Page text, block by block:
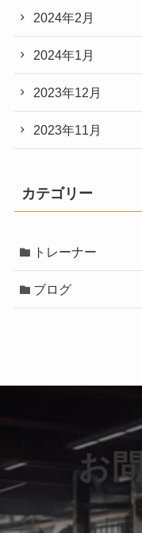
2024年2月
2024年1月
2023年12月
2023年11月
カテゴリー
トレーナー
ブログ
お